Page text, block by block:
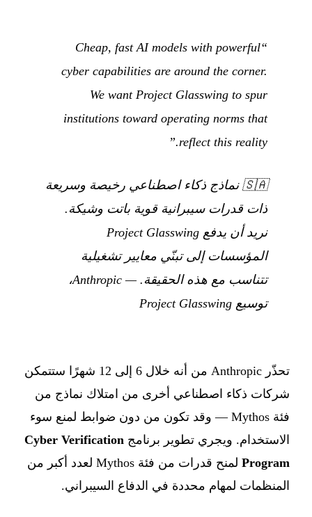
“Cheap, fast AI models with powerful
cyber capabilities are around the corner.
We want Project Glasswing to spur
institutions toward operating norms that
reflect this reality.”
🇸🇦 نماذج ذكاء اصطناعي رخيصة وسريعة
ذات قدرات سيبرانية قوية باتت وشيكة.
نريد أن يدفع Project Glasswing
المؤسسات إلى تبنّي معايير تشغيلية
تتناسب مع هذه الحقيقة. — Anthropic،
توسيع Project Glasswing
تحذّر Anthropic من أنه خلال 6 إلى 12 شهرًا ستتمكن
شركات ذكاء اصطناعي أخرى من امتلاك نماذج من
فئة Mythos — وقد تكون من دون ضوابط لمنع سوء
الاستخدام. ويجري تطوير برنامج Cyber Verification
Program
لمنح قدرات من فئة Mythos لعدد أكبر من
المنظمات لمهام محددة في الدفاع السيبراني.